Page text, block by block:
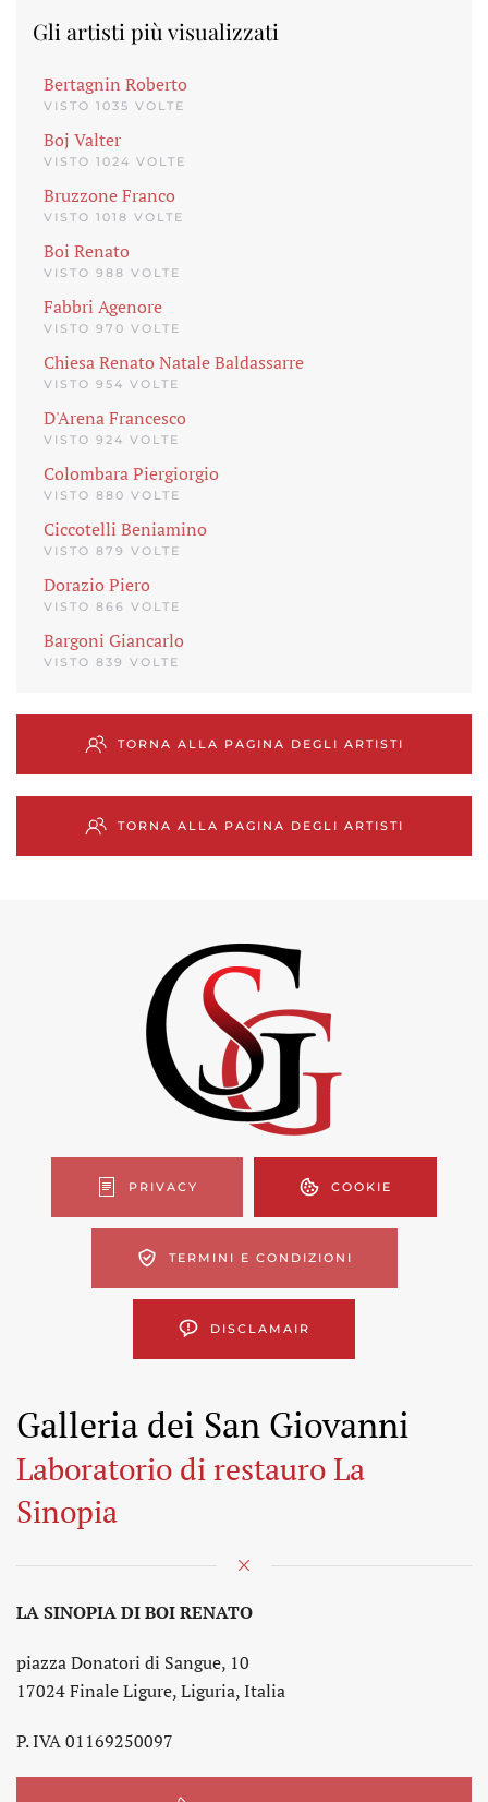
Gli artisti più visualizzati
Bertagnin Roberto
VISTO 1035 VOLTE
Boj Valter
VISTO 1024 VOLTE
Bruzzone Franco
VISTO 1018 VOLTE
Boi Renato
VISTO 988 VOLTE
Fabbri Agenore
VISTO 970 VOLTE
Chiesa Renato Natale Baldassarre
VISTO 954 VOLTE
D'Arena Francesco
VISTO 924 VOLTE
Colombara Piergiorgio
VISTO 880 VOLTE
Ciccotelli Beniamino
VISTO 879 VOLTE
Dorazio Piero
VISTO 866 VOLTE
Bargoni Giancarlo
VISTO 839 VOLTE
TORNA ALLA PAGINA DEGLI ARTISTI
TORNA ALLA PAGINA DEGLI ARTISTI
PRIVACY COOKIE
TERMINI E CONDIZIONI
DISCLAMAIR
Galleria dei San Giovanni
Laboratorio di restauro La
Sinopia
LA SINOPIA DI BOI RENATO
piazza Donatori di Sangue, 10
17024 Finale Ligure, Liguria, Italia
P. IVA 01169250097